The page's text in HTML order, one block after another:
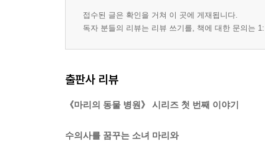
접수된 글은 확인을 거쳐 이 곳에 게재됩니다.
독자 분들의 리뷰는 리뷰 쓰기를, 책에 대한 문의는
출판사 리뷰
《마리의 동물 병원》 시리즈 첫 번째 이야기
수의사를 꿈꾸는 소녀 마리와